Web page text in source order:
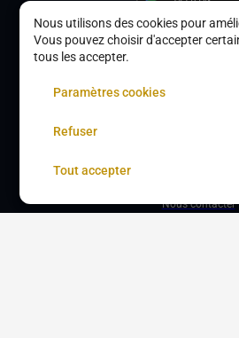
Mentions légales
Nous contacter
Nous utilisons des cookies pour
Vous pouvez choisir d'accepter
tous les accepter.
Paramètres cookies
Refuser
Tout accepter